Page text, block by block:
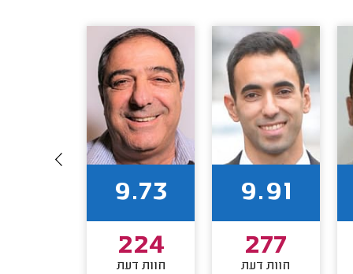
9.91
277
חוות דעת
9.73
224
חוות דעת